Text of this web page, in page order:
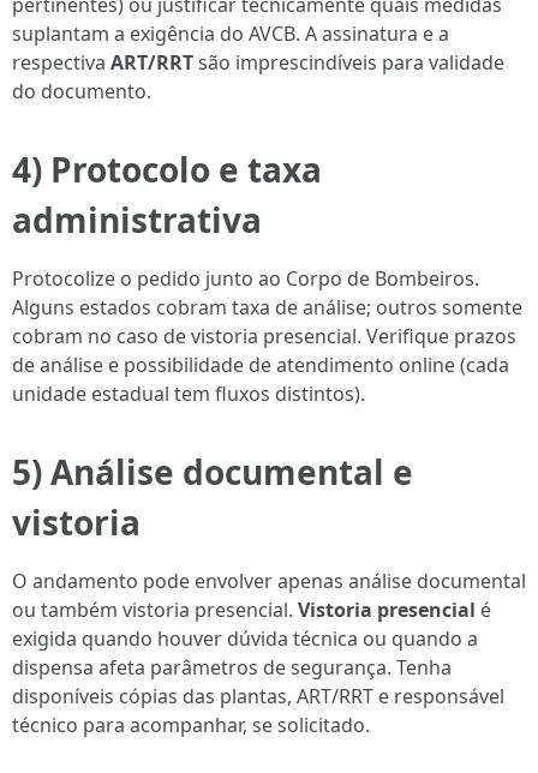
suplantam a exigência do AVCB. A assinatura e a
respectiva ART/RRTsão imprescindíveis para validade
do documento.
4) Protocolo e taxa
administrativa
Protocolize o pedido junto ao Corpo de Bombeiros.
Alguns estados cobram taxa de análise; outros somente
cobram no caso de vistoria presencial. Verifique prazos
de análise e possibilidade de atendimento online (cada
unidade estadual tem fluxos distintos).
5) Análise documental e
vistoria
O andamento pode envolver apenas análise documental
ou também vistoria presencial. Vistoria presencial é
exigida quando houver dúvida técnica ou quando a
dispensa afeta parâmetros de segurança. Tenha
disponíveis cópias das plantas, ART/RRT e responsável
técnico para acompanhar, se solicitado.